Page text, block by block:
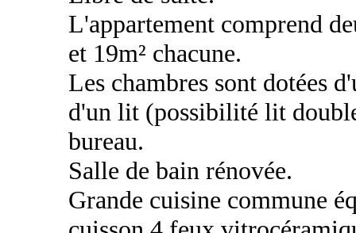
L'appartement comprend
et 19m² chacune.
Les chambres sont dotées
d'un lit (possibilité lit
bureau.
Salle de bain rénovée.
Grande cuisine commune